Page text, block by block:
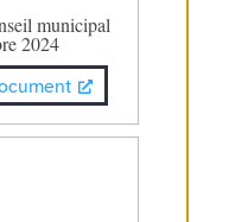
municipal
2024